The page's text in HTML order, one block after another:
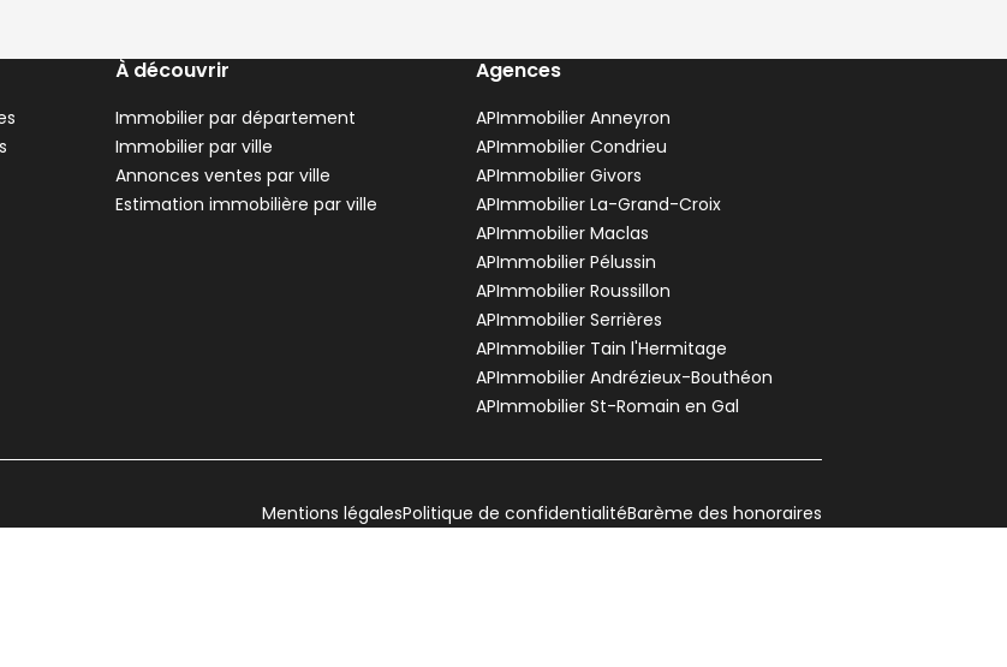
À découvrir
Immobilier par département
Immobilier par ville
Annonces ventes par ville
Estimation immobilière par ville
Agences
APImmobilier Anneyron
APImmobilier Condrieu
APImmobilier Givors
APImmobilier La-Grand-Croix
APImmobilier Maclas
APImmobilier Pélussin
APImmobilier Roussillon
APImmobilier Serrières
APImmobilier Tain l'Hermitage
APImmobilier Andrézieux-Bouthéon
APImmobilier St-Romain en Gal
Mentions légalesPolitique de confidentialitéBarème des honoraires